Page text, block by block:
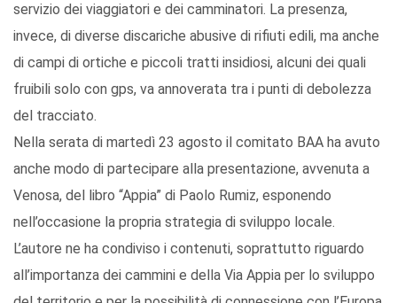
servizio dei viaggiatori e dei camminatori. La presenza,
invece, di diverse discariche abusive di rifiuti edili, ma anche
di campi di ortiche e piccoli tratti insidiosi, alcuni dei quali
fruibili solo con gps, va annoverata tra i punti di debolezza
del tracciato.
Nella serata di martedì 23 agosto il comitato BAA ha avuto
anche modo di partecipare alla presentazione, avvenuta a
Venosa, del libro “Appia” di Paolo Rumiz, esponendo
nell’occasione la propria strategia di sviluppo locale.
L’autore ne ha condiviso i contenuti, soprattutto riguardo
all’importanza dei cammini e della Via Appia per lo sviluppo